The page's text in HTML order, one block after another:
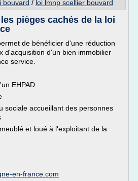
bouvard / loi lmnp scellier bouvard
pièges cachés de la loi
de bénéficier d'une réduction
d'acquisition d'un bien immobilier
service.
EHPAD
sociale accueillant des personnes
et loué à l'exploitant de la
en-france.com